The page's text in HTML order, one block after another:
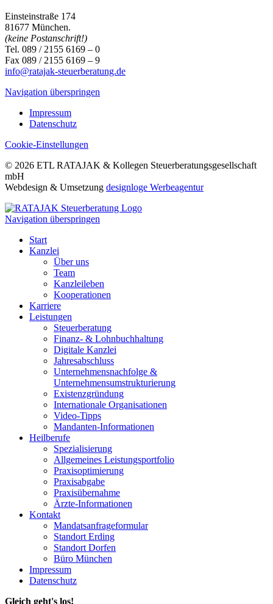
Einsteinstraße 174
81677 München.
(keine Postanschrift!)
Tel. 089 / 2155 6169 – 0
Fax 089 / 2155 6169 – 9
info@ratajak-steuerberatung.de
Navigation überspringen
Impressum
Datenschutz
Cookie-Einstellungen
© 2026 ETL RATAJAK & Kollegen Steuerberatungsgesellschaft
mbH
Webdesign & Umsetzung designloge Werbeagentur
Navigation überspringen
Start
Kanzlei
Über uns
Team
Kanzleileben
Kooperationen
Karriere
Leistungen
Steuerberatung
Finanz- & Lohnbuchhaltung
Digitale Kanzlei
Jahresabschluss
Unternehmensnachfolge &
Unternehmensumstrukturierung
Existenzgründung
Internationale Organisationen
Video-Tipps
Mandanten-Informationen
Heilberufe
Spezialisierung
Allgemeines Leistungsportfolio
Praxisoptimierung
Praxisabgabe
Praxisübernahme
Ärzte-Informationen
Kontakt
Mandatsanfrageformular
Standort Erding
Standort Dorfen
Büro München
Impressum
Datenschutz
Gleich geht's los!